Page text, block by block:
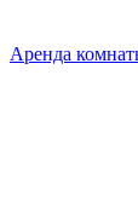
Аренда